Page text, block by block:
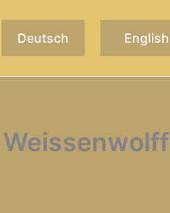
Deutsch English
Weissenwolff